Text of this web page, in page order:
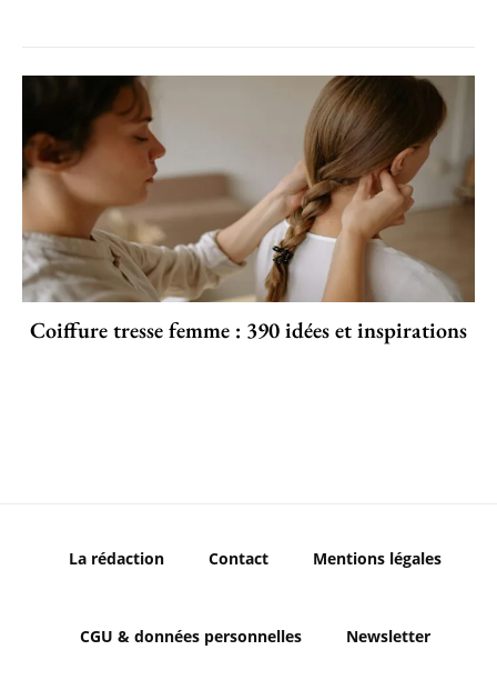
Coiffure tresse femme : 390 idées et inspirations
La rédaction Contact Mentions légales
CGU & données personnelles Newsletter